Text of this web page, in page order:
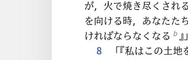
が，火で焼き尽くされ
を向ける時，あなたた
ければならなくなる b 』
8
「『私はこの土